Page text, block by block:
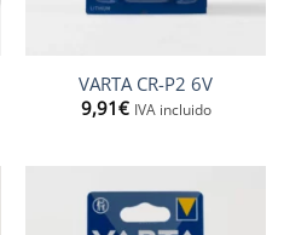
VARTA CR-P2 6V
9,91€ IVA incluido